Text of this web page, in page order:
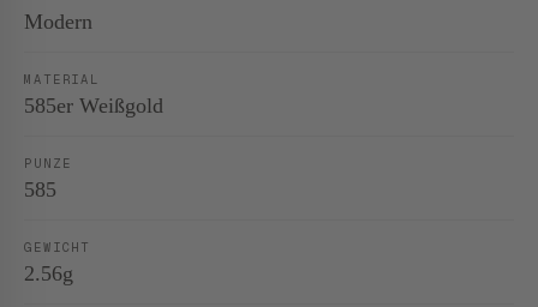
Modern
MATERIAL
585er Weißgold
PUNZE
585
GEWICHT
2.56g